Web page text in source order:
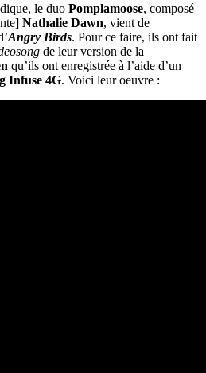
le duo Pomplamoose, composé
Nathalie Dawn, vient de
Angry Birds. Pour ce faire, ils ont fait
de leur version de la
qu’ils ont enregistrée à l’aide d’un
Infuse 4G. Voici leur oeuvre :